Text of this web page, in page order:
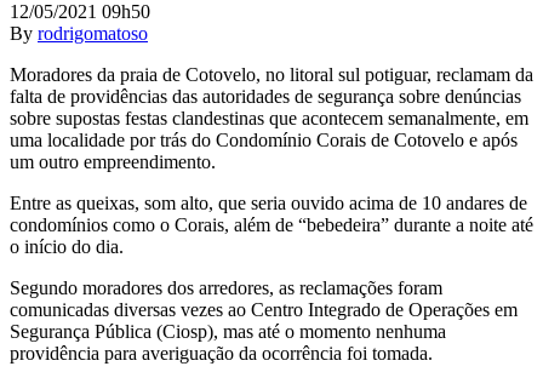
12/05/2021 09h50
By rodrigomatoso
Moradores da praia de Cotovelo, no litoral sul potiguar, reclamam da
falta de providências das autoridades de segurança sobre denúncias
sobre supostas festas clandestinas que acontecem semanalmente, em
uma localidade por trás do Condomínio Corais de Cotovelo e após
um outro empreendimento.
Entre as queixas, som alto, que seria ouvido acima de 10 andares de
condomínios como o Corais, além de “bebedeira” durante a noite até
o início do dia.
Segundo moradores dos arredores, as reclamações foram
comunicadas diversas vezes ao Centro Integrado de Operações em
Segurança Pública (Ciosp), mas até o momento nenhuma
providência para averiguação da ocorrência foi tomada.